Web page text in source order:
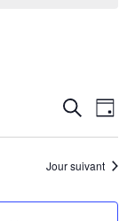
et
de
vues
Recherche
de
Jour
Jour suivant